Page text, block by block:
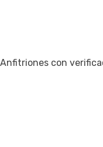
Anfitriones con